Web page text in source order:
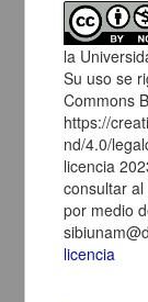
La lucha sindical:
O’Higgins
Sierra Kehoe,
sobre América
la
Su uso se
Commons
https://
nd/4.0/
licencia
consultar
por medio
licencia